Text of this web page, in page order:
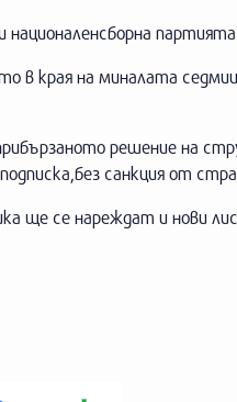
в края на миналата
решение на
санкция от
ще се нареждат и нови